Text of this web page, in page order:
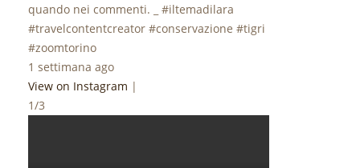
quando nei commenti. _ #iltemadilara
#travelcontentcreator #conservazione #tigri
#zoomtorino
1 settimana ago
View on Instagram |
1/3